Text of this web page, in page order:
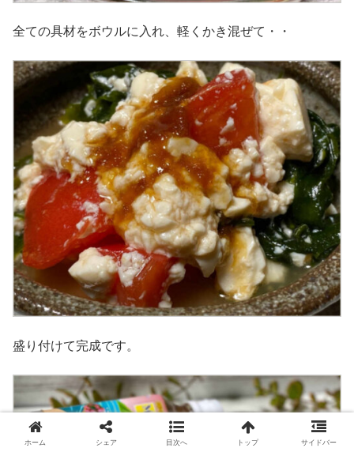
全ての具材をボウルに入れ、軽くかき混ぜて・・
盛り付けて完成です。
ホーム シェア 目次へ トップ サイドバー